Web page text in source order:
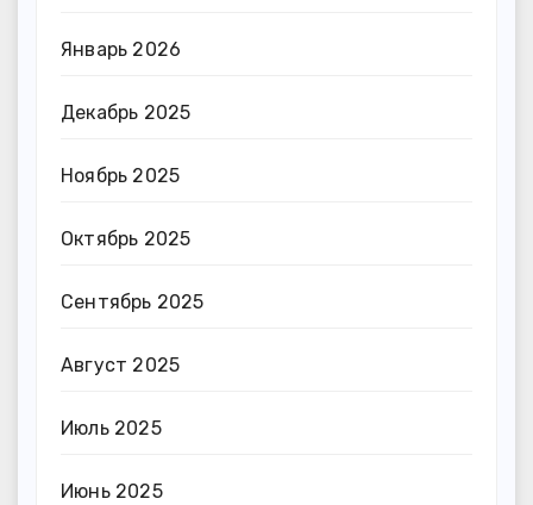
Январь 2026
Декабрь 2025
Ноябрь 2025
Октябрь 2025
Сентябрь 2025
Август 2025
Июль 2025
Июнь 2025